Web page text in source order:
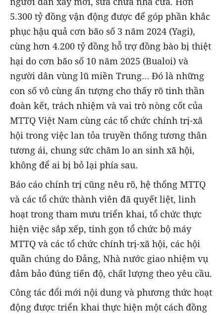
5.300 tỷ đồng vận động được để góp phần khắc
phục hậu quả cơn bão số 3 năm 2024 (Yagi),
cùng hơn 4.200 tỷ đồng hỗ trợ đồng bào bị thiệt
hại do cơn bão số 10 năm 2025 (Bualoi) và
người dân vùng lũ miền Trung… Đó là những
con số vô cùng ấn tượng cho thấy rõ tinh thần
đoàn kết, trách nhiệm và vai trò nòng cốt của
MTTQ Việt Nam cùng các tổ chức chính trị-xã
hội trong việc lan tỏa truyền thống tương thân
tương ái, chung sức chăm lo an sinh xã hội,
không để ai bị bỏ lại phía sau.
Báo cáo chính trị cũng nêu rõ, hệ thống MTTQ
và các tổ chức thành viên đã quyết liệt, linh
hoạt trong tham mưu triển khai, tổ chức thực
hiện việc sắp xếp, tinh gọn tổ chức bộ máy
MTTQ và các tổ chức chính trị-xã hội, các hội
quần chúng do Đảng, Nhà nước giao nhiệm vụ
đảm bảo đúng tiến độ, chất lượng theo yêu cầu.
Công tác đổi mới nội dung và phương thức hoạt
động được triển khai thực hiện một cách đồng